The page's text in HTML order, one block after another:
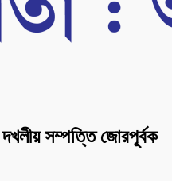
সম্পত্তি জোরপূর্বক